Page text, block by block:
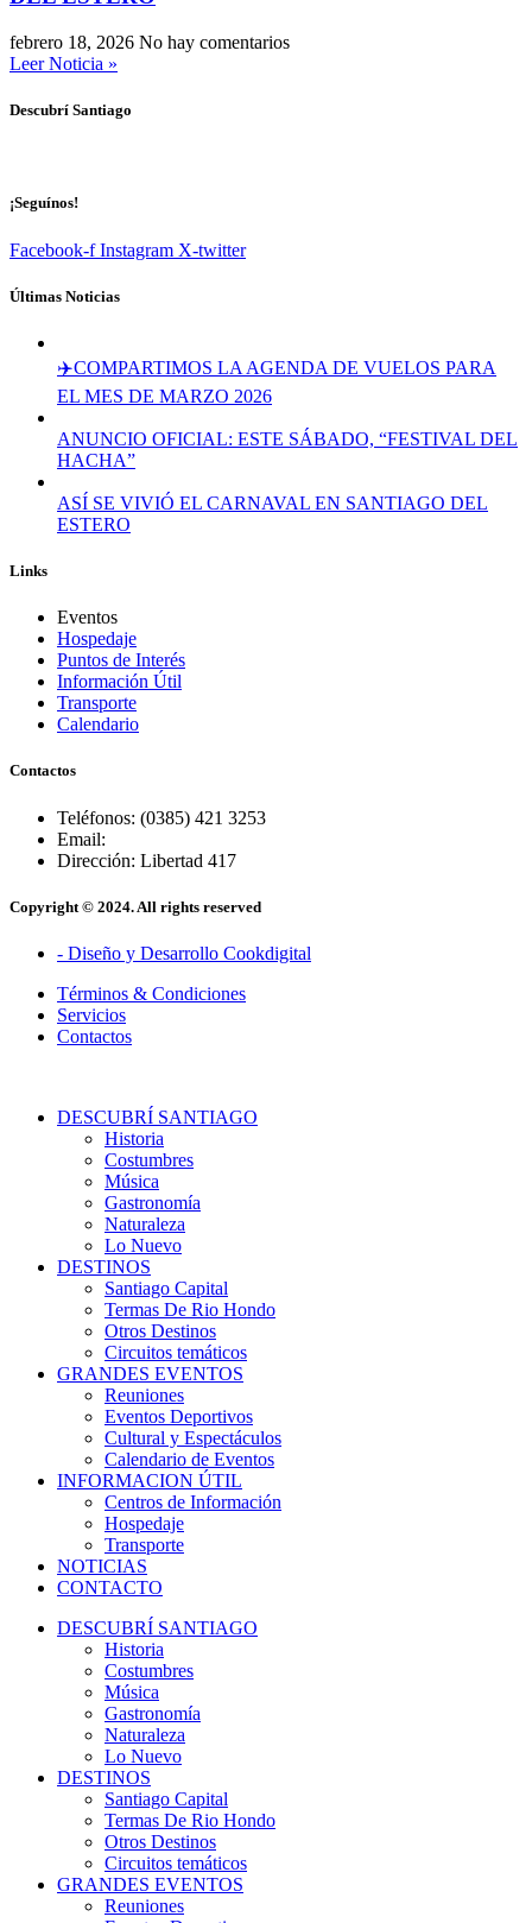
febrero 18, 2026 No hay comentarios
Leer Noticia »
Descubrí Santiago
¡Seguínos!
Facebook-f Instagram X-twitter
Últimas Noticias
✈️COMPARTIMOS LA AGENDA DE VUELOS PARA
EL MES DE MARZO 2026
ANUNCIO OFICIAL: ESTE SÁBADO, “FESTIVAL DEL
HACHA”
ASÍ SE VIVIÓ EL CARNAVAL EN SANTIAGO DEL
ESTERO
Links
Eventos
Hospedaje
Puntos de Interés
Información Útil
Transporte
Calendario
Contactos
Teléfonos: (0385) 421 3253
Email:
Dirección: Libertad 417
Copyright © 2024. All rights reserved
- Diseño y Desarrollo Cookdigital
Términos & Condiciones
Servicios
Contactos
DESCUBRÍ SANTIAGO
Historia
Costumbres
Música
Gastronomía
Naturaleza
Lo Nuevo
DESTINOS
Santiago Capital
Termas De Rio Hondo
Otros Destinos
Circuitos temáticos
GRANDES EVENTOS
Reuniones
Eventos Deportivos
Cultural y Espectáculos
Calendario de Eventos
INFORMACION ÚTIL
Centros de Información
Hospedaje
Transporte
NOTICIAS
CONTACTO
DESCUBRÍ SANTIAGO
Historia
Costumbres
Música
Gastronomía
Naturaleza
Lo Nuevo
DESTINOS
Santiago Capital
Termas De Rio Hondo
Otros Destinos
Circuitos temáticos
GRANDES EVENTOS
Reuniones